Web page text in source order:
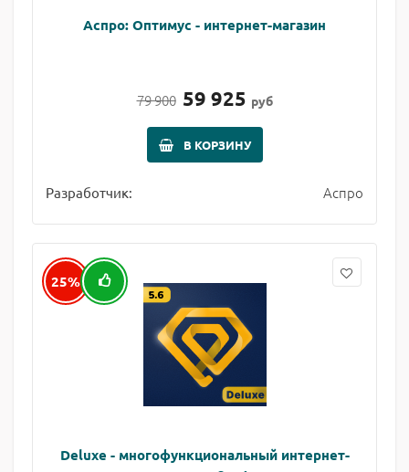
Аспро: Оптимус - интернет-магазин
79 900 59 925 руб
В КОРЗИНУ
Разработчик: Аспро
25%
Deluxe - многофункциональный интернет-